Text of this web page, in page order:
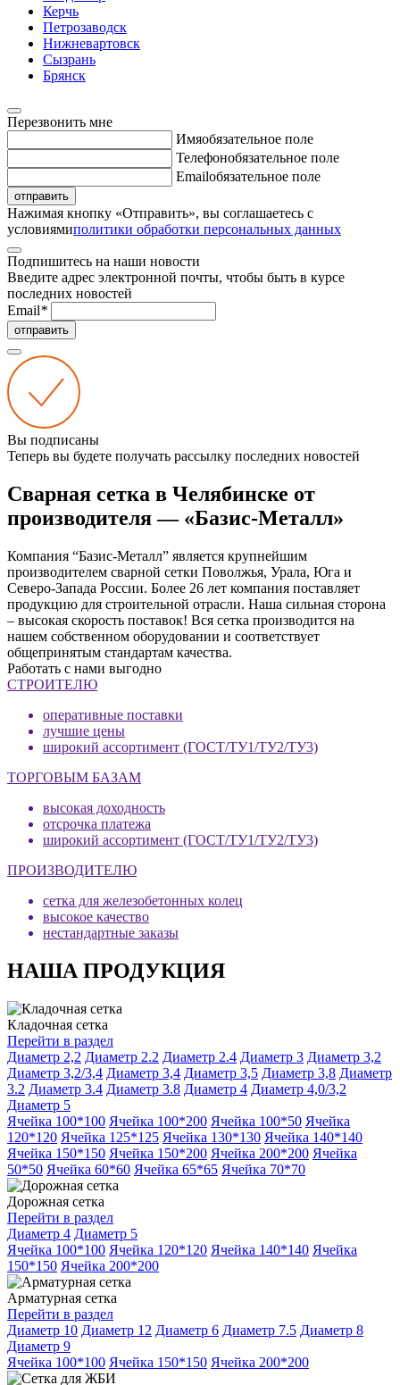
Керчь
Петрозаводск
Нижневартовск
Сызрань
Брянск
Перезвонить мне
Имяобязательное поле
Телефонобязательное поле
Emailобязательное поле
отправить
Нажимая кнопку «Отправить», вы соглашаетесь с
условиямиполитики обработки персональных данных
Подпишитесь на наши новости
Введите адрес электронной почты, чтобы быть в курсе
последних новостей
Email*
отправить
Вы подписаны
Теперь вы будете получать рассылку последних новостей
Сварная сетка в Челябинске от
производителя — «Базис-Металл»
Компания “Базис-Металл” является крупнейшим
производителем сварной сетки Поволжья, Урала, Юга и
Северо-Запада России. Более 26 лет компания поставляет
продукцию для строительной отрасли. Наша сильная сторона
– высокая скорость поставок! Вся сетка производится на
нашем собственном оборудовании и соответствует
общепринятым стандартам качества.
Работать с нами выгодно
СТРОИТЕЛЮ
оперативные поставки
лучшие цены
широкий ассортимент (ГОСТ/ТУ1/ТУ2/ТУ3)
ТОРГОВЫМ БАЗАМ
высокая доходность
отсрочка платежа
широкий ассортимент (ГОСТ/ТУ1/ТУ2/ТУ3)
ПРОИЗВОДИТЕЛЮ
сетка для железобетонных колец
высокое качество
нестандартные заказы
НАША ПРОДУКЦИЯ
Кладочная сетка
Перейти в раздел
Диаметр 2,2 Диаметр 2.2 Диаметр 2.4 Диаметр 3 Диаметр 3,2
Диаметр 3,2/3,4 Диаметр 3,4 Диаметр 3,5 Диаметр 3,8 Диаметр
3.2 Диаметр 3.4 Диаметр 3.8 Диаметр 4 Диаметр 4,0/3,2
Диаметр 5
Ячейка 100*100 Ячейка 100*200 Ячейка 100*50 Ячейка
120*120 Ячейка 125*125 Ячейка 130*130 Ячейка 140*140
Ячейка 150*150 Ячейка 150*200 Ячейка 200*200 Ячейка
50*50 Ячейка 60*60 Ячейка 65*65 Ячейка 70*70
Дорожная сетка
Перейти в раздел
Диаметр 4 Диаметр 5
Ячейка 100*100 Ячейка 120*120 Ячейка 140*140 Ячейка
150*150 Ячейка 200*200
Арматурная сетка
Перейти в раздел
Диаметр 10 Диаметр 12 Диаметр 6 Диаметр 7.5 Диаметр 8
Диаметр 9
Ячейка 100*100 Ячейка 150*150 Ячейка 200*200